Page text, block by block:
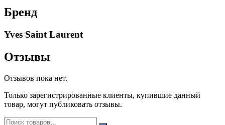
оригинал
Бренд
Yves Saint Laurent
Отзывы
Отзывов пока нет.
Только зарегистрированные клиенты, купившие данный
товар, могут публиковать отзывы.